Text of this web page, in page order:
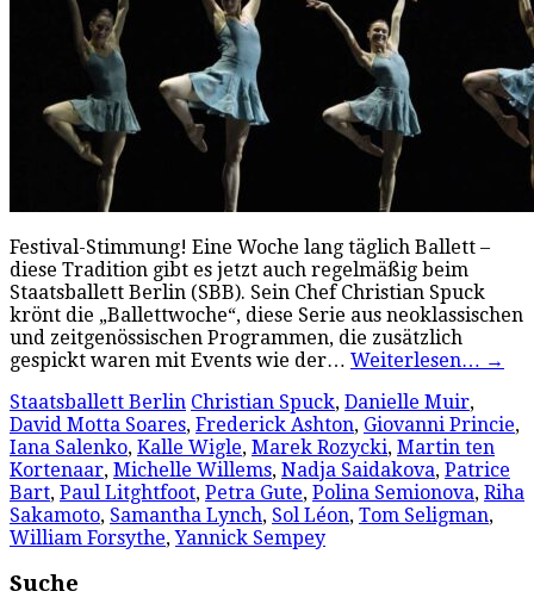
Festival-Stimmung! Eine Woche lang täglich Ballett –
diese Tradition gibt es jetzt auch regelmäßig beim
Staatsballett Berlin (SBB). Sein Chef Christian Spuck
krönt die „Ballettwoche“, diese Serie aus neoklassischen
und zeitgenössischen Programmen, die zusätzlich
gespickt waren mit Events wie der… Weiterlesen… →
Staatsballett Berlin Christian Spuck, Danielle Muir,
David Motta Soares, Frederick Ashton, Giovanni Princie,
Iana Salenko, Kalle Wigle, Marek Rozycki, Martin ten
Kortenaar, Michelle Willems, Nadja Saidakova, Patrice
Bart, Paul Litghtfoot, Petra Gute, Polina Semionova, Riha
Sakamoto, Samantha Lynch, Sol Léon, Tom Seligman,
William Forsythe,Yannick Sempey
Suche